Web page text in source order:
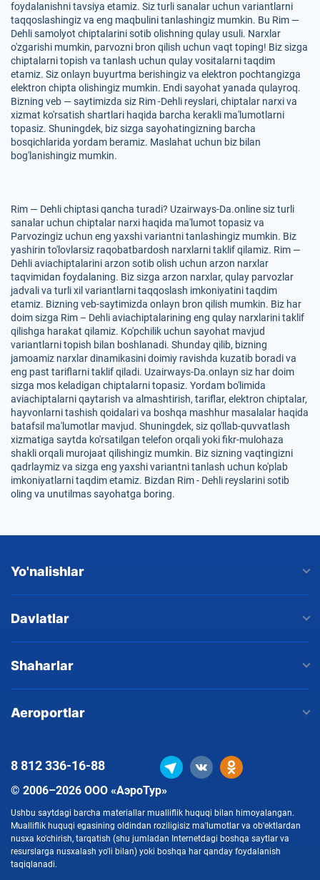
foydalanishni tavsiya etamiz. Siz turli sanalar uchun variantlarni
taqqoslashingiz va eng maqbulini tanlashingiz mumkin. Bu Rim —
Dehli samolyot chiptalarini sotib olishning qulay usuli. Narxlar
o'zgarishi mumkin, parvozni bron qilish uchun vaqt toping! Biz sizga
chiptalarni topish va tanlash uchun qulay vositalarni taqdim
etamiz. Siz onlayn buyurtma berishingiz va elektron pochtangizga
elektron chipta olishingiz mumkin. Endi sayohat yanada qulayroq.
Bizning veb — saytimizda siz Rim -Dehli reyslari, chiptalar narxi va
xizmat ko'rsatish shartlari haqida barcha kerakli ma'lumotlarni
topasiz. Shuningdek, biz sizga sayohatingizning barcha
bosqichlarida yordam beramiz. Maslahat uchun biz bilan
bog'lanishingiz mumkin.
Rim — Dehli chiptasi qancha turadi? Uzairways-Da.online siz turli
sanalar uchun chiptalar narxi haqida ma'lumot topasiz va
Parvozingiz uchun eng yaxshi variantni tanlashingiz mumkin. Biz
yashirin to'lovlarsiz raqobatbardosh narxlarni taklif qilamiz. Rim —
Dehli aviachiptalarini arzon sotib olish uchun arzon narxlar
taqvimidan foydalaning. Biz sizga arzon narxlar, qulay parvozlar
jadvali va turli xil variantlarni taqqoslash imkoniyatini taqdim
etamiz. Bizning veb-saytimizda onlayn bron qilish mumkin. Biz har
doim sizga Rim – Dehli aviachiptalarining eng qulay narxlarini taklif
qilishga harakat qilamiz. Ko'pchilik uchun sayohat mavjud
variantlarni topish bilan boshlanadi. Shunday qilib, bizning
jamoamiz narxlar dinamikasini doimiy ravishda kuzatib boradi va
eng past tariflarni taklif qiladi. Uzairways-Da.onlayn siz har doim
sizga mos keladigan chiptalarni topasiz. Yordam bo'limida
aviachiptalarni qaytarish va almashtirish, tariflar, elektron chiptalar,
hayvonlarni tashish qoidalari va boshqa mashhur masalalar haqida
batafsil ma'lumotlar mavjud. Shuningdek, siz qo'llab-quvvatlash
xizmatiga saytda ko'rsatilgan telefon orqali yoki fikr-mulohaza
shakli orqali murojaat qilishingiz mumkin. Biz sizning vaqtingizni
qadrlaymiz va sizga eng yaxshi variantni tanlash uchun ko'plab
imkoniyatlarni taqdim etamiz. Bizdan Rim - Dehli reyslarini sotib
oling va unutilmas sayohatga boring.
Yo'nalishlar
Davlatlar
Shaharlar
Aeroportlar
© 2006–2026 ООО «АэроТур»
Ushbu saytdagi barcha materiallar mualliflik huquqi bilan himoyalangan.
Mualliflik huquqi egasining oldindan roziligisiz ma'lumotlar va ob'ektlardan
nusxa ko'chirish, tarqatish (shu jumladan Internetdagi boshqa saytlar va
resurslarga nusxalash yo'li bilan) yoki boshqa har qanday foydalanish
taqiqlanadi.
8 812336-16-88